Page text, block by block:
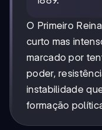
O Primeiro
curto mas
marcado por
poder,
instabilidade
formação